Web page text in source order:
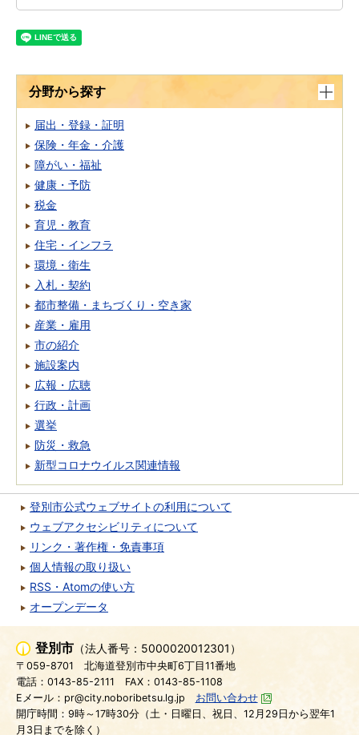
分野から探す
届出・登録・証明
保険・年金・介護
障がい・福祉
健康・予防
税金
育児・教育
住宅・インフラ
環境・衛生
入札・契約
都市整備・まちづくり・空き家
産業・雇用
市の紹介
施設案内
広報・広聴
行政・計画
選挙
防災・救急
新型コロナウイルス関連情報
登別市公式ウェブサイトの利用について
ウェブアクセシビリティについて
リンク・著作権・免責事項
個人情報の取り扱い
RSS・Atomの使い方
オープンデータ
登別市 （法人番号：5000020012301）
〒059-8701
北海道登別市中央町6丁目11番地
電話：0143-85-2111
FAX：0143-85-1108
Eメール：pr@city.noboribetsu.lg.jp
お問い合わせ
開庁時間：9時～17時30分（土・日曜日、祝日、12月29日から翌年1
月3日までを除く）